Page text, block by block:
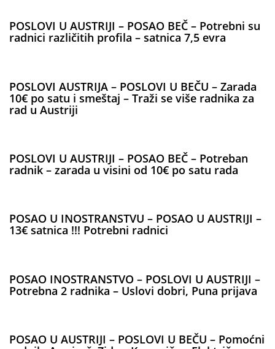
POSLOVI U AUSTRIJI – POSAO BEČ – Potrebni su
radnici različitih profila – satnica 7,5 evra
POSLOVI AUSTRIJA – POSLOVI U BEČU – Zarada
10€ po satu i smeštaj – Traži se više radnika za
rad u Austriji
POSLOVI U AUSTRIJI – POSAO BEČ – Potreban
radnik – zarada u visini od 10€ po satu rada
POSAO U INOSTRANSTVU – POSAO U AUSTRIJI –
13€ satnica !!! Potrebni radnici
POSAO INOSTRANSTVO – POSLOVI U AUSTRIJI –
Potrebna 2 radnika – Uslovi dobri, Puna prijava
POSAO U AUSTRIJI – POSLOVI U BEČU – Pomoćni